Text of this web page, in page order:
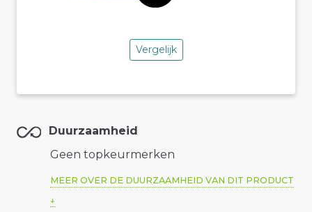
Vergelijk
Duurzaamheid
Geen topkeurmerken
MEER OVER DE DUURZAAMHEID VAN DIT PRODUCT